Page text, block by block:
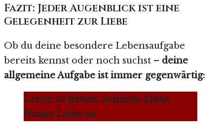
Fazit: Jeder Augenblick ist eine
Gelegenheit zur Liebe
Ob du deine besondere Lebensaufgabe
bereits kennst oder noch suchst – deine
allgemeine Aufgabe ist immer gegenwärtig:
Lerne zu lieben. Schenke Liebe.
Nimm Liebe an.